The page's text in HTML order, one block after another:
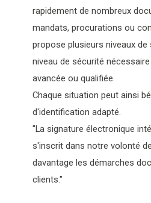
rapidement de nombreux
mandats, procurations ou
propose plusieurs niveaux de
niveau de sécurité
avancée ou qualifiée.
Chaque situation peut ainsi
d'identification adapté.
"La signature électronique
s'inscrit dans notre volonté
davantage les démarches
clients."